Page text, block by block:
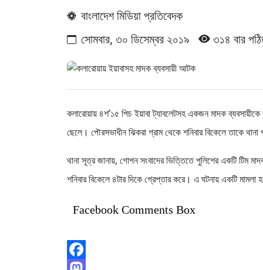
বাংলাদেশ মিডিয়া প্রতিবেদক
সোমবার, ৩০ ডিসেম্বর ২০১৯
৩১৪ বার
কলারোয়ায় ৪শ’১৫ পিচ ইয়াবা ট্যাবলেটসহ একজন মাদক
ছেলে। পৌরসভাধীন ঝিকরা গ্রাম থেকে শনিবার বিকেলে তাকে
থানা সূত্র জানায়, গোপন সংবাদের ভিত্তিতে পুলিশের একটি টিম
শনিবার বিকেলে ৪টার দিকে গ্রেপ্তার করে। এ ঘটনায় একটি
Facebook Comments Box